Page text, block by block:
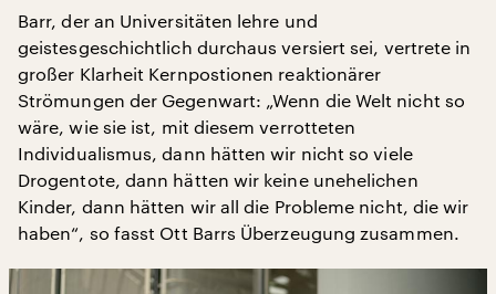
Barr, der an Universitäten lehre und
geistesgeschichtlich durchaus versiert sei, vertrete in
großer Klarheit Kernpostionen reaktionärer
Strömungen der Gegenwart: „Wenn die Welt nicht so
wäre, wie sie ist, mit diesem verrotteten
Individualismus, dann hätten wir nicht so viele
Drogentote, dann hätten wir keine unehelichen
Kinder, dann hätten wir all die Probleme nicht, die wir
haben“, so fasst Ott Barrs Überzeugung zusammen.